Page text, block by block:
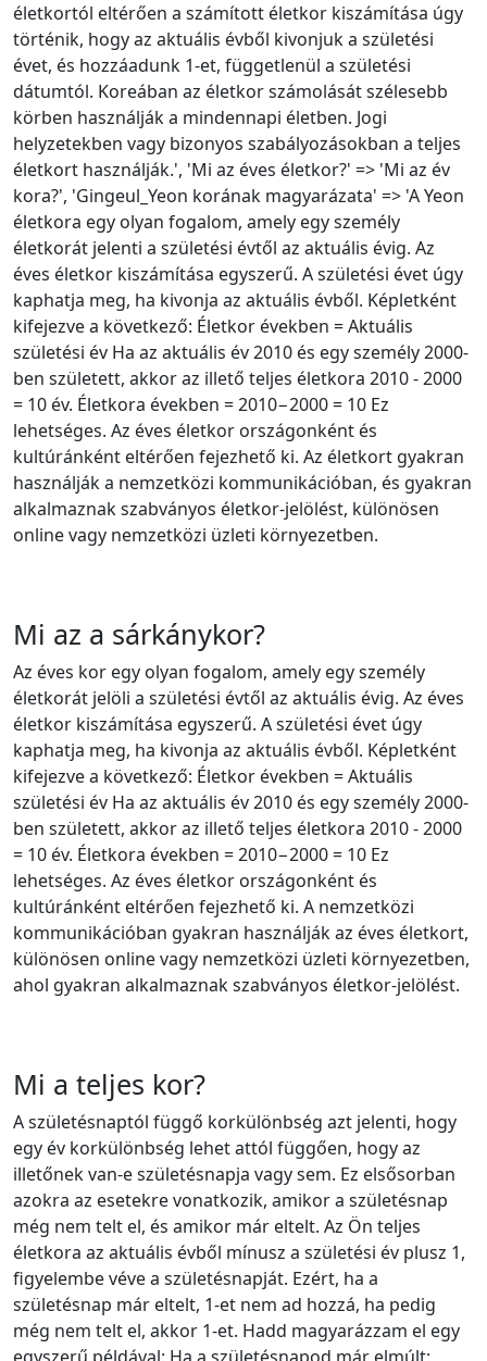
életkortól eltérően a számított életkor kiszámítása úgy
történik, hogy az aktuális évből kivonjuk a születési
évet, és hozzáadunk 1-et, függetlenül a születési
dátumtól. Koreában az életkor számolását szélesebb
körben használják a mindennapi életben. Jogi
helyzetekben vagy bizonyos szabályozásokban a teljes
életkort használják.', 'Mi az éves életkor?' => 'Mi az év
kora?', 'Gingeul_Yeon korának magyarázata' => 'A Yeon
életkora egy olyan fogalom, amely egy személy
életkorát jelenti a születési évtől az aktuális évig. Az
éves életkor kiszámítása egyszerű. A születési évet úgy
kaphatja meg, ha kivonja az aktuális évből. Képletként
kifejezve a következő: Életkor években = Aktuális
születési év Ha az aktuális év 2010 és egy személy 2000-
ben született, akkor az illető teljes életkora 2010 - 2000
= 10 év. Életkora években = 2010−2000 = 10 Ez
lehetséges. Az éves életkor országonként és
kultúránként eltérően fejezhető ki. Az életkort gyakran
használják a nemzetközi kommunikációban, és gyakran
alkalmaznak szabványos életkor-jelölést, különösen
online vagy nemzetközi üzleti környezetben.
Mi az a sárkánykor?
Az éves kor egy olyan fogalom, amely egy személy
életkorát jelöli a születési évtől az aktuális évig. Az éves
életkor kiszámítása egyszerű. A születési évet úgy
kaphatja meg, ha kivonja az aktuális évből. Képletként
kifejezve a következő: Életkor években = Aktuális
születési év Ha az aktuális év 2010 és egy személy 2000-
ben született, akkor az illető teljes életkora 2010 - 2000
= 10 év. Életkora években = 2010−2000 = 10 Ez
lehetséges. Az éves életkor országonként és
kultúránként eltérően fejezhető ki. A nemzetközi
kommunikációban gyakran használják az éves életkort,
különösen online vagy nemzetközi üzleti környezetben,
ahol gyakran alkalmaznak szabványos életkor-jelölést.
Mi a teljes kor?
A születésnaptól függő korkülönbség azt jelenti, hogy
egy év korkülönbség lehet attól függően, hogy az
illetőnek van-e születésnapja vagy sem. Ez elsősorban
azokra az esetekre vonatkozik, amikor a születésnap
még nem telt el, és amikor már eltelt. Az Ön teljes
életkora az aktuális évből mínusz a születési év plusz 1,
figyelembe véve a születésnapját. Ezért, ha a
születésnap már eltelt, 1-et nem ad hozzá, ha pedig
még nem telt el, akkor 1-et. Hadd magyarázzam el egy